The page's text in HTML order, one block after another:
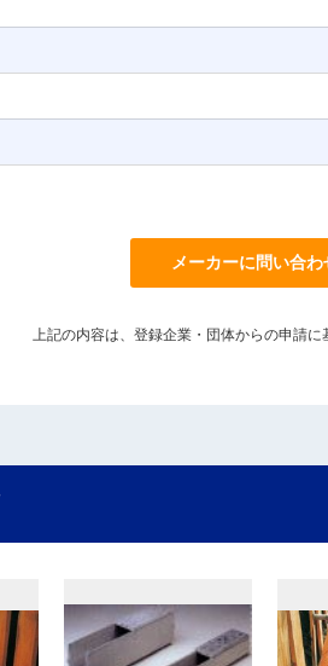
メーカーに問い合わ
上記の内容は、登録企業・団体からの申請に